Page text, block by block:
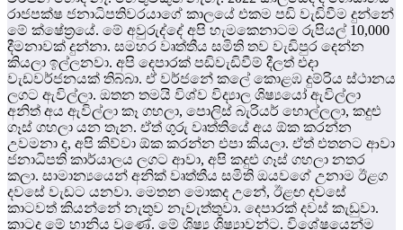
රාජපක්ෂ ජනාධිපතිවරයාගේ කාලයේ එකම පඩි වැඩිවීම දුන්නේ
මේ ක්ෂේත්‍රයේ. මේ අවුරුද්දේ අපි හැමකෙනාටම රුපියල් 10,000
දීමනාවක් දුන්නා. සමහර වෘත්තීය සමිති තව වැඩිපුර දෙන්න
කියලා ඉල්ලනවා. අපි දෙපාරක් පඩිවැඩිවීම් දීලත් එදා
වැඩවර්ජනයක් තිබ්බා. ඒ වර්ජනේ කලේ කොළඹ දුම්රිය ස්ථානය
ලගට ඇවිල්ලා. ඔතන තමයි විශ්ව විද්‍යාල ශිෂ්‍යයෝ ඇවිල්ලා
අනිත් අය ඇවිල්ලා කෑ ගහලා, පොලිස් බැරියර් හොල්ලලා, කදුළු
ගෑස් ගහලා යන තැන. ඒත් ගුරු වෘත්තියේ අය ඕක කරන්න
උවමනා ද, අපි කිව්වා ඕක කරන්න එපා කියලා. ඒත් එතනට ආවා
ජනාධිපති කාර්යාලය ලගට ආවා, අපි කදුළු ගෑස් ගහලා නතර
කලා. සාමාන්‍යයෙන් අනික් වෘත්තීය සමිති ඔයවගේ උනාම ඊළග
දවසේ වැඩට යනවා. මෙතන මොකද උනේ, ඊළඟ දවසේ
කාටවත් කියන්නේ නැතුව නැවැත්තුවා. දෙපාරක් දවස් කැඩුවා.
කාටද මේ හානිය වුණේ. මේ ශිෂ්‍ය ශිෂ්‍යාවන්ට. විශේෂයෙන්ම